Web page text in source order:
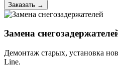
Заказать →
Замена
Демонтаж старых, установка
Line.